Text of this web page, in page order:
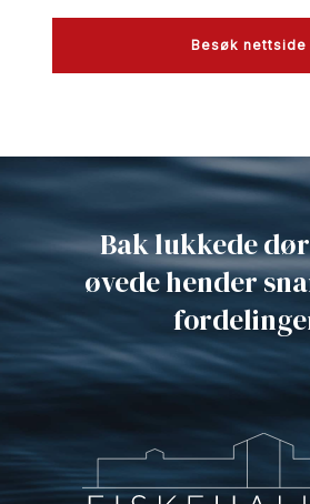
Besøk nettside
Bak lukkede
øvede hender